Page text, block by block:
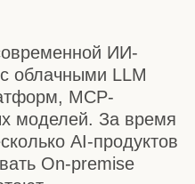
продуктов